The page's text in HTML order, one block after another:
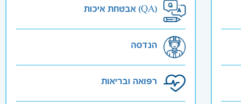
אבטחת איכות (QA)
הנדסה
רפואה ובריאות